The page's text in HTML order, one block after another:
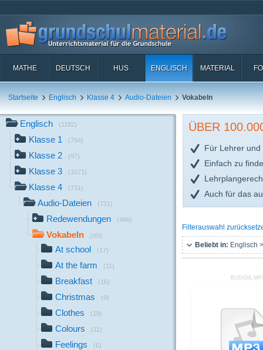
MATHE DEUTSCH HUS ENGLISCH MATERIAL
Startseite Englisch Klasse 4 Audio-Dateien Vokabeln
Englisch (1192)
Klasse 1 (794)
Klasse 2 (97)
Klasse 3 (1071)
Klasse 4 (731)
Audio-Dateien (731)
Redewendungen (466)
Vokabeln (265)
At school (17)
At the farm (11)
Breakfast (16)
Christmas (9)
Clothes (19)
Colours (11)
Feelings (6)
ÜBER
Für Lehrer und
Einfach zu
Auch für das
Filterauswahl
Beliebt in: Englisch